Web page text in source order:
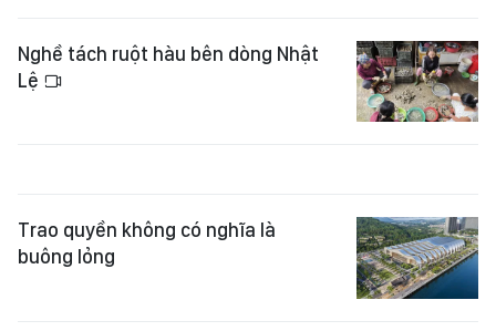
Nghề tách ruột hàu bên dòng Nhật
Lệ
Trao quyền không có nghĩa là
buông lỏng